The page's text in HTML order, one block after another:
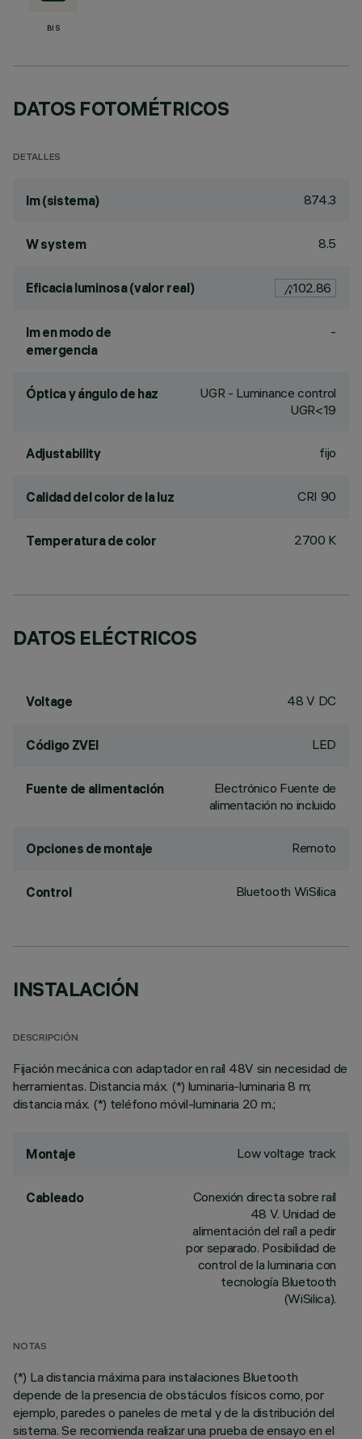
BIS
DATOS FOTOMÉTRICOS
DETALLES
lm (sistema) 874.3
W system 8.5
Eficacia luminosa (valor real) 102.86
lm en modo de
emergencia
-
Óptica y ángulo de haz
UGR - Luminance control
UGR<19
Adjustability fijo
Calidad del color de la luz CRI 90
Temperatura de color 2700 K
DATOS ELÉCTRICOS
Voltage 48 V DC
Código ZVEI LED
Fuente de alimentación
Electrónico Fuente de
alimentación no incluido
Opciones de montaje Remoto
Control Bluetooth WiSilica
INSTALACIÓN
DESCRIPCIÓN
Fijación mecánica con adaptador en raíl 48V sin necesidad de
herramientas. Distancia máx. (*) luminaria-luminaria 8 m;
distancia máx. (*) teléfono móvil-luminaria 20 m.;
Montaje Low voltage track
Cableado
Conexión directa sobre raíl
48 V. Unidad de
alimentación del raíl a pedir
por separado. Posibilidad de
control de la luminaria con
tecnología Bluetooth
(WiSilica).
NOTAS
(*) La distancia máxima para instalaciones Bluetooth
depende de la presencia de obstáculos físicos como, por
ejemplo, paredes o paneles de metal y de la distribución del
sistema. Se recomienda realizar una prueba de ensayo en el